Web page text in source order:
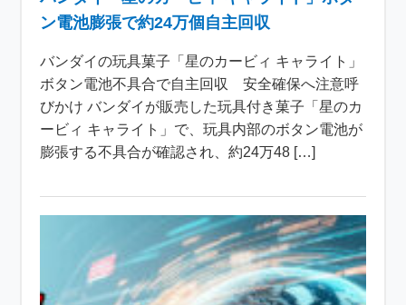
ン電池膨張で約24万個自主回収
バンダイの玩具菓子「星のカービィ キャライト」
ボタン電池不具合で自主回収 安全確保へ注意呼
びかけ バンダイが販売した玩具付き菓子「星のカ
ービィ キャライト」で、玩具内部のボタン電池が
膨張する不具合が確認され、約24万48 […]